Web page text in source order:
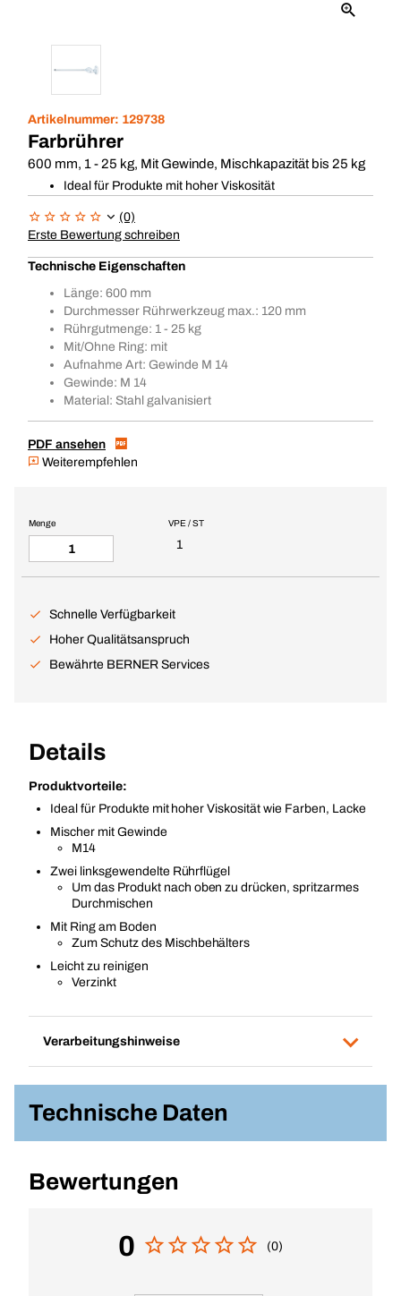
Artikelnummer: 129738
Farbrührer
600 mm, 1 - 25 kg, Mit Gewinde, Mischkapazität bis 25 kg
Ideal für Produkte mit hoher Viskosität
(0)
Erste Bewertung schreiben
Technische Eigenschaften
Länge: 600 mm
Durchmesser Rührwerkzeug max.: 120 mm
Rührgutmenge: 1 - 25 kg
Mit/Ohne Ring: mit
Aufnahme Art: Gewinde M 14
Gewinde: M 14
Material: Stahl galvanisiert
PDF ansehen
Weiterempfehlen
VPE / ST
1
Menge
Schnelle Verfügbarkeit
Hoher Qualitätsanspruch
Bewährte BERNER Services
Details
Produktvorteile:
Ideal für Produkte mit hoher Viskosität wie Farben, Lacke
Mischer mit Gewinde
M14
Zwei linksgewendelte Rührflügel
Um das Produkt nach oben zu drücken, spritzarmes
Durchmischen
Mit Ring am Boden
Zum Schutz des Mischbehälters
Leicht zu reinigen
Verzinkt
Verarbeitungshinweise
Technische Daten
Bewertungen
0 (0)